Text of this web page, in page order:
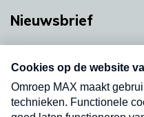
Nieuwsbrief
nieuwsbrief. Elke
uw mailbox.